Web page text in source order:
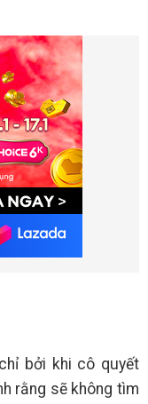
bởi khi cô quyết
rằng sẽ không tìm